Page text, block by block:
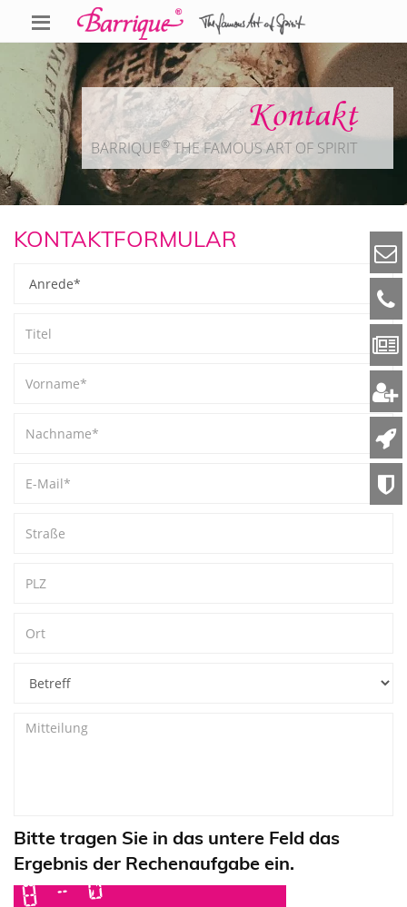
Kontakt
BARRIQUE®THE FAMOUS ART OF SPIRIT
KONTAKTFORMULAR
Bitte tragen Sie in das untere Feld das
Ergebnis der Rechenaufgabe ein.